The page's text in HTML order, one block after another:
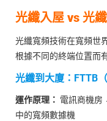
光纖入屋 vs 光
光纖寬頻技術在寬頻世
根據不同的終端位置而
光纖到大廈：FTTB
運作原理： 電訊商機
中的寬頻數據機